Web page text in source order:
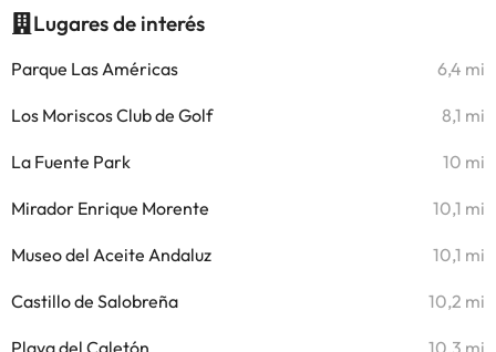
Lugares de interés
Parque Las Américas 6,4 mi
Los Moriscos Club de Golf 8,1 mi
La Fuente Park 10 mi
Mirador Enrique Morente 10,1 mi
Museo del Aceite Andaluz 10,1 mi
Castillo de Salobreña 10,2 mi
Playa del Caletón 10,3 mi